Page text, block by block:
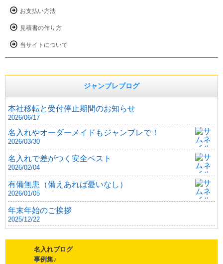
お支払い方法
見積書の作り方
当サイトについて
ジャンブレブログ
本社移転と受付停止期間のお知らせ
2026/06/17
名入れやオーダーメイドもジャンブレで！
2026/03/30
名入れで差がつく安全ベスト
2026/02/04
有備無患（備えあれば憂いなし）
2026/01/05
年末年始のご挨拶
2025/12/22
名入れブログ
事例集♪